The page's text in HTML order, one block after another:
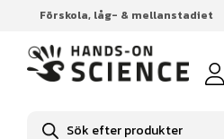
Förskola, låg- & mellanstadiet
Produktsökning
Hem Förskola, låg- &